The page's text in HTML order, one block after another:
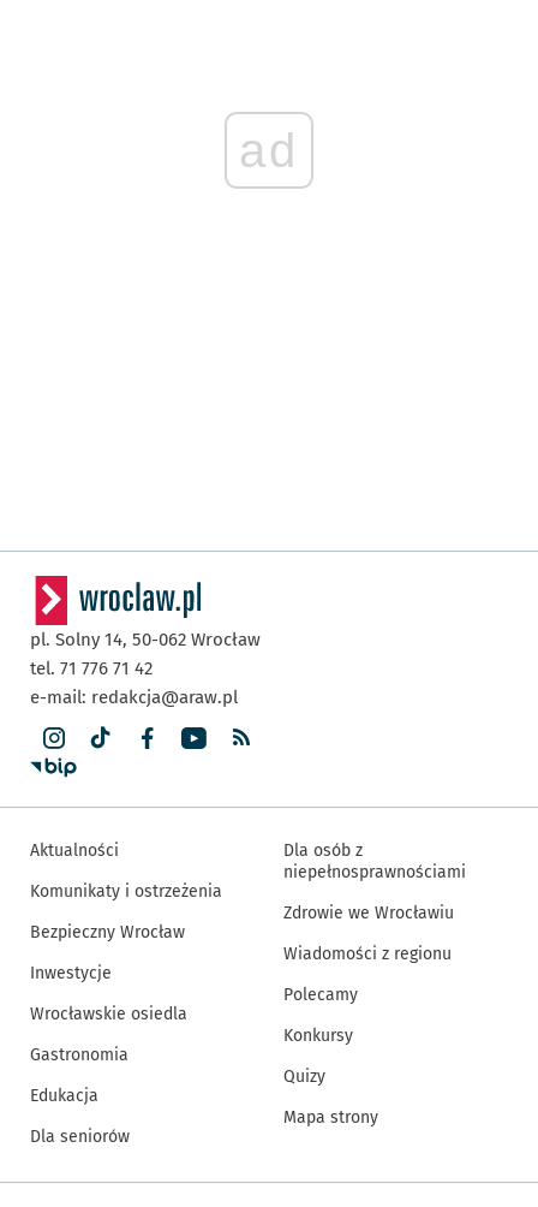
ad
pl. Solny 14, 50-062 Wrocław
tel. 71 776 71 42
e-mail: redakcja@araw.pl
Aktualności
Komunikaty i ostrzeżenia
Bezpieczny Wrocław
Inwestycje
Wrocławskie osiedla
Gastronomia
Edukacja
Dla seniorów
Dla osób z
niepełnosprawnościami
Zdrowie we Wrocławiu
Wiadomości z regionu
Polecamy
Konkursy
Quizy
Mapa strony